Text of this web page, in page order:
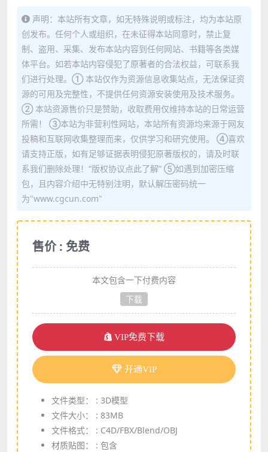
声明：本站所有文章，如无特殊说明或标注，均为本站原
创发布。任何个人或组织，在未征得本站同意时，禁止复
制、盗用、采集、发布本站内容到任何网站、书籍等各类媒
体平台。如若本站内容侵犯了原著者的合法权益，可联系我
们进行处理。① 本站仅作为资源信息收集站点，无法保证资
源的可用及完整性，不提供任何资源安装使用及技术服务。
② 本站资源售价只是赞助，收取费用仅维持本站的日常运营
所需！ ③本站为非营利性网站，本站所有资源均来源于网友
投稿和互联网收集整理而来，仅供学习和研究使用。 ④喜欢
请支持正版，如有足够证据表明侵犯原著版权的，请及时联
系我们删除处理！“版权协议点此了解” ⑤如遇到加密压缩
包，且内容介绍中无特别注明，默认解压密码统一
为"www.cgcun.com"
售价 : 免费
本文包含一下付费内容
下载
VIP免费下载
开通VIP
文件类型： : 3D模型
文件大小： : 83MB
文件格式： : C4D/FBX/Blend/OBJ
材质贴图： : 包含